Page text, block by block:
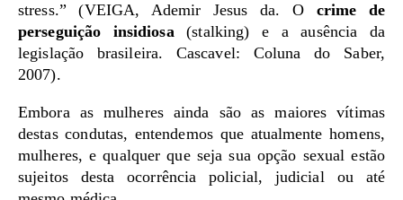
stress.” (VEIGA, Ademir Jesus da. O crime de
perseguição insidiosa(stalking) e a ausência da
legislação brasileira. Cascavel: Coluna do Saber,
2007).
Embora as mulheres ainda são as maiores vítimas
destas condutas, entendemos que atualmente homens,
mulheres, e qualquer que seja sua opção sexual estão
sujeitos desta ocorrência policial, judicial ou até